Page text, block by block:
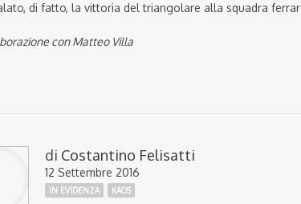
di fatto, la vittoria del triangolare alla squadra
con Matteo Villa
di Costantino Felisatti
12 Settembre 2016
IN EVIDENZA KAOS